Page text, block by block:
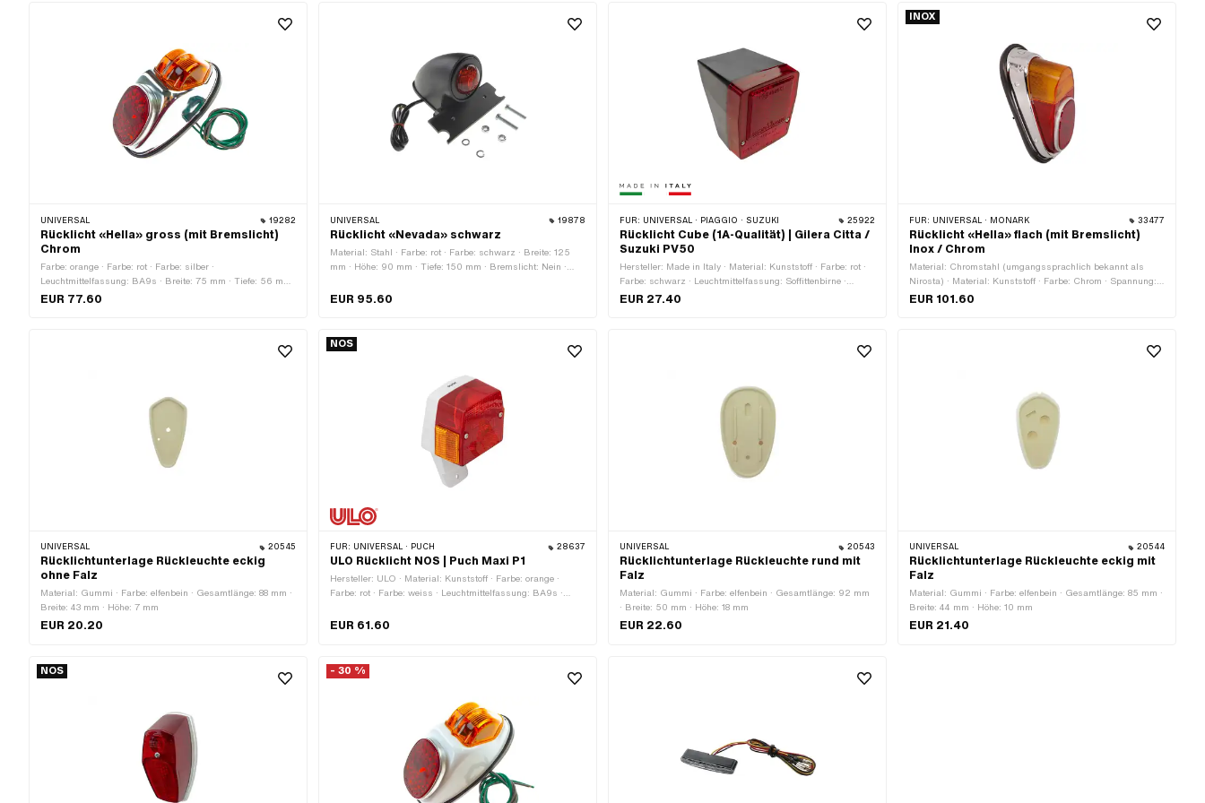
UNIVERSAL 19282
Rücklicht «Hella» gross (mit Bremslicht)
Chrom
Farbe: orange · Farbe: rot · Farbe: silber ·
Leuchtmittelfassung: BA9s · Breite: 75 mm · Tiefe: 56 mm
· Höhe: 146 mm · Bremslicht: Ja · Reflektoren: Ja ·
EUR 77.60
UNIVERSAL 19878
Rücklicht «Nevada» schwarz
Material: Stahl · Farbe: rot · Farbe: schwarz · Breite: 125
mm · Höhe: 90 mm · Tiefe: 150 mm · Bremslicht: Nein ·
Befestigungsart: Schrauben & Muttern · Anzahl
EUR 95.60
FÜR: UNIVERSAL · PIAGGIO · SUZUKI 25922
Rücklicht Cube (1A-Qualität) | Gilera Citta /
Suzuki PV50
Hersteller: Made in Italy · Material: Kunststoff · Farbe: rot ·
Farbe: schwarz · Leuchtmittelfassung: Soffittenbirne ·
Breite: 70 mm · Tiefe: 55 mm · Höhe: 80 mm · Bremslicht:
EUR 27.40
INOX
FÜR: UNIVERSAL · MONARK 33477
Rücklicht «Hella» flach (mit Bremslicht)
Inox / Chrom
Material: Chromstahl (umgangssprachlich bekannt als
Nirosta) · Material: Kunststoff · Farbe: Chrom · Spannung:
6 V · Spannung: 12 V · Leuchtmittelfassung: BA9s · Breite:
EUR 101.60
UNIVERSAL 20545
Rücklichtunterlage Rückleuchte eckig
ohne Falz
Material: Gummi · Farbe: elfenbein · Gesamtlänge: 88 mm ·
Breite: 43 mm · Höhe: 7 mm
EUR 20.20
NOS
FÜR: UNIVERSAL · PUCH 28637
ULO Rücklicht NOS | Puch Maxi P1
Hersteller: ULO · Material: Kunststoff · Farbe: orange ·
Farbe: rot · Farbe: weiss · Leuchtmittelfassung: BA9s ·
Nein · Reflektoren: Ja · Batteriebetrieben: Nein ·
EUR 61.60
UNIVERSAL 20543
Rücklichtunterlage Rückleuchte rund mit
Falz
Material: Gummi · Farbe: elfenbein · Gesamtlänge: 92 mm
· Breite: 50 mm · Höhe: 18 mm
EUR 22.60
UNIVERSAL 20544
Rücklichtunterlage Rückleuchte eckig mit
Falz
Material: Gummi · Farbe: elfenbein · Gesamtlänge: 85 mm ·
Breite: 44 mm · Höhe: 10 mm
EUR 21.40
NOS - 30 %